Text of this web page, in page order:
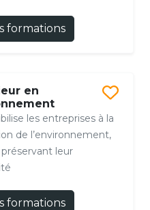
formations
en
les entreprises à la
de l’environnement,
leur
formations